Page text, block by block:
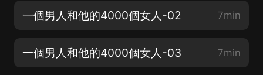
一個男人和他的4000個女人-02 7min
一個男人和他的4000個女人-03 7min